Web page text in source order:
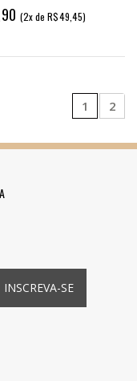
(2x de R$49,45)
1 2
INSCREVA-SE